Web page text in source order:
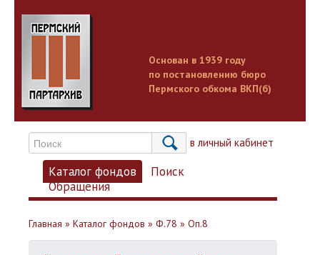
Основан в 1939 году
по постановлению бюро
Пермского обкома ВКП(б)
Вход в личный кабинет
Каталог фондов
Поиск
Обращения
Главная » Каталог фондов » Ф.78 » Оп.8